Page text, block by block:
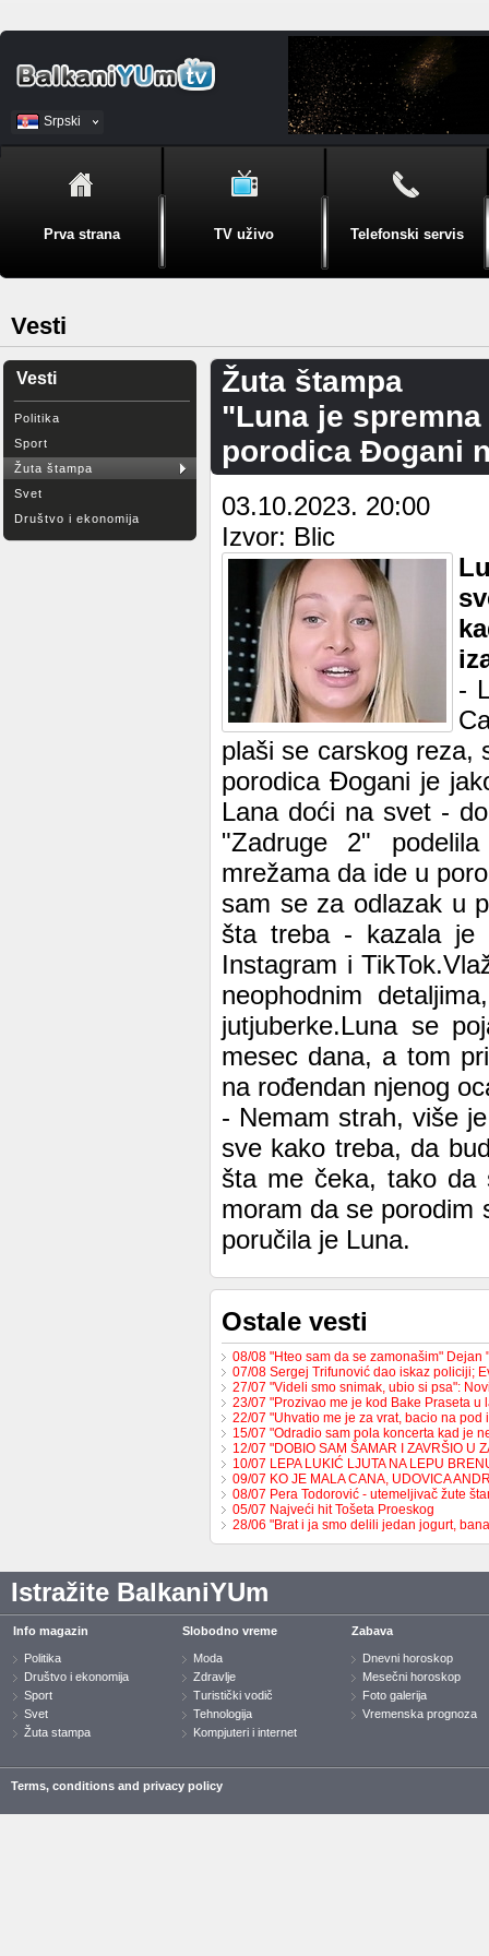
Srpski
BiH
Prva strana TV uživo Telefonski servis
Vesti
Vesti
Politika
Sport
Žuta štampa
Svet
Društvo i ekonomija
Žuta štampa
"Luna je
porodica Đogani
03.10.2023. 20:00
Izvor: Blic
-
plaši se carskog reza,
porodica Đogani je
Lana doći na svet -
"Zadruge 2"
mrežama da ide u
sam se za odlazak u
šta treba - kazala je
Instagram i
neophodnim
jutjuberke.Luna se
mesec dana, a tom
na rođendan njenog
- Nemam strah, više
sve kako treba, da
šta me čeka, tako da
moram da se porodim
poručila je Luna.
Ostale vesti
08/08 "Hteo sam da se zamonašim"
07/08 Sergej Trifunović dao iskaz policiji;
27/07 "Videli smo snimak, ubio si psa":
23/07 "Prozivao me je kod Bake Praseta
22/07 "Uhvatio me je za vrat, bacio na
15/07 "Odradio sam pola koncerta kad je
12/07 "DOBIO SAM ŠAMAR I ZAVRŠIO U
10/07 LEPA LUKIĆ LJUTA NA LEPU
09/07 KO JE MALA CANA, UDOVICA
08/07 Pera Todorović - utemeljivač žute
05/07 Najveći hit Tošeta Proeskog
28/06 "Brat i ja smo delili jedan jogurt,
Istražite BalkaniYUm
Info magazin
Politika
Društvo i ekonomija
Sport
Svet
Žuta stampa
Slobodno vreme
Moda
Zdravlje
Turistički vodič
Tehnologija
Kompjuteri i internet
Zabava
Dnevni horoskop
Mesečni horoskop
Foto galerija
Vremenska prognoza
Terms, conditions and privacy policy